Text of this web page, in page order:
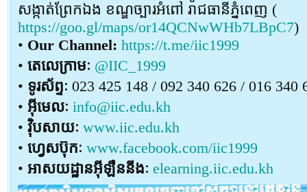
សង្កាត់ព្រែកឯង ខណ្ឌច្បារអំពៅ រាជធានីភ្នំពេញ (
https://goo.gl/maps/or14QCNwWHb7LBpC7)
• Our Channel: https://t.me/iic1999
• តេលេក្រាមៈ @IIC_1999
• ទូរស័ព្ទៈ 023 425 148 / 092 340 626 / 016 340
• អ៊ីមេលៈ info@iic.edu.kh
• វ៉ិបសាយៈ www.iic.edu.kh
• ហ្វេសប៊ុកៈ www.facebook.com/iic1999
• អាសយដ្ឋានអ៊ីឡឺននីងៈ elearning.iic.edu.kh